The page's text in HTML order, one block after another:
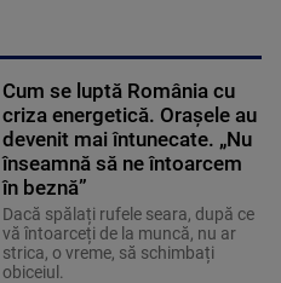
Cum se luptă România cu
criza energetică. Orașele au
devenit mai întunecate. „Nu
înseamnă să ne întoarcem
în beznă”
Dacă spălați rufele seara, după ce
vă întoarceți de la muncă, nu ar
strica, o vreme, să schimbați
obiceiul.